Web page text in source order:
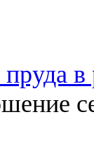
в